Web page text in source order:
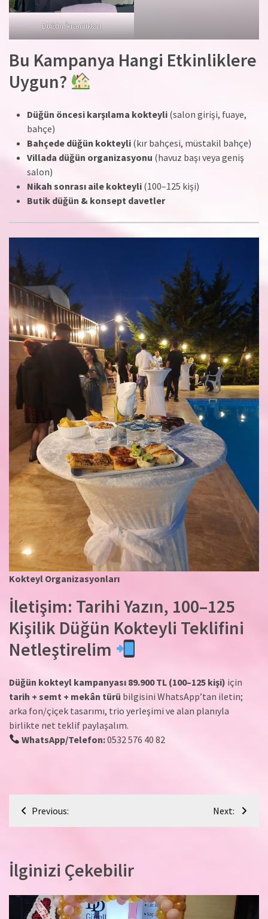
Düğün İkramlıkları
Bu Kampanya Hangi Etkinliklere
Uygun?
Düğün öncesi karşılama kokteyli (salon girişi, fuaye,
bahçe)
Bahçede düğün kokteyli (kır bahçesi, müstakil bahçe)
Villada düğün organizasyonu (havuz başı veya geniş
salon)
Nikah sonrası aile kokteyli (100–125 kişi)
Butik düğün & konsept davetler
Kokteyl Organizasyonları
İletişim: Tarihi Yazın, 100–125
Kişilik Düğün Kokteyli Teklifini
Netleştirelim
Düğün kokteyl kampanyası 89.900 TL (100–125 kişi) için
tarih + semt + mekân türü bilgisini WhatsApp’tan iletin;
arka fon/çiçek tasarımı, trio yerleşimi ve alan planıyla
birlikte net teklif paylaşalım.
WhatsApp/Telefon:0532 576 40 82
Yazı
gezinmesi
Previous: Next:
İlginizi Çekebilir